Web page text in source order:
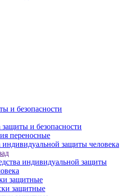
и безопасности
защиты и безопасности
переносные
индивидуальной защиты человека
индивидуальной защиты
защитные
защитные